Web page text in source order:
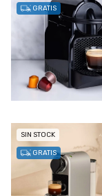
GRATIS
SIN STOCK
GRATIS